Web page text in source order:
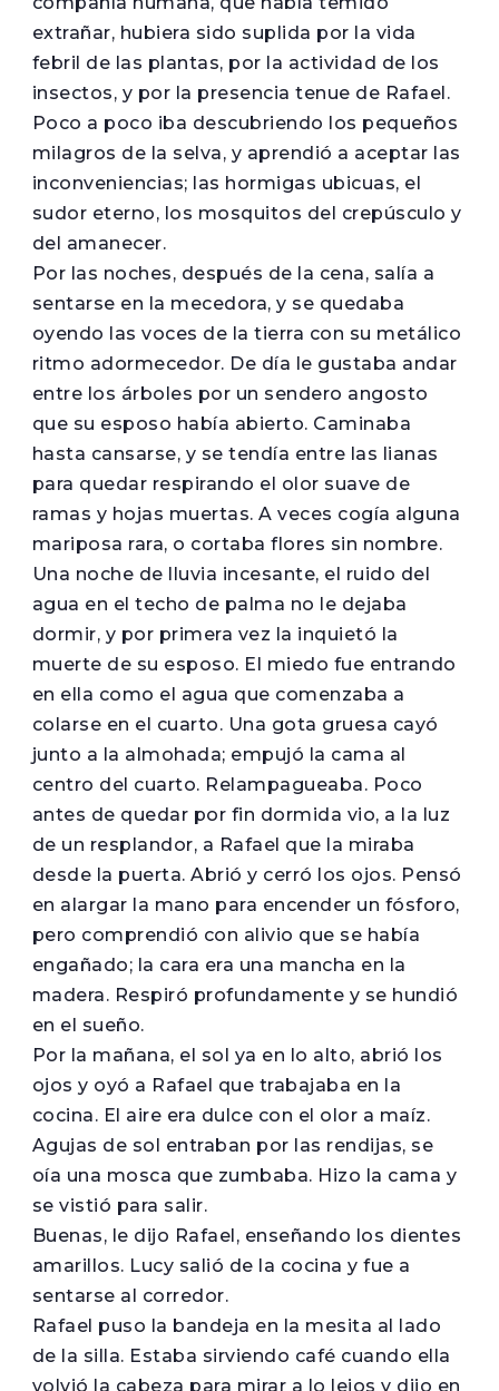
extrañar, hubiera sido suplida por la vida
febril de las plantas, por la actividad de los
insectos, y por la presencia tenue de Rafael.
Poco a poco iba descubriendo los pequeños
milagros de la selva, y aprendió a aceptar las
inconveniencias; las hormigas ubicuas, el
sudor eterno, los mosquitos del crepúsculo y
del amanecer.
Por las noches, después de la cena, salía a
sentarse en la mecedora, y se quedaba
oyendo las voces de la tierra con su metálico
ritmo adormecedor. De día le gustaba andar
entre los árboles por un sendero angosto
que su esposo había abierto. Caminaba
hasta cansarse, y se tendía entre las lianas
para quedar respirando el olor suave de
ramas y hojas muertas. A veces cogía alguna
mariposa rara, o cortaba flores sin nombre.
Una noche de lluvia incesante, el ruido del
agua en el techo de palma no le dejaba
dormir, y por primera vez la inquietó la
muerte de su esposo. El miedo fue entrando
en ella como el agua que comenzaba a
colarse en el cuarto. Una gota gruesa cayó
junto a la almohada; empujó la cama al
centro del cuarto. Relampagueaba. Poco
antes de quedar por fin dormida vio, a la luz
de un resplandor, a Rafael que la miraba
desde la puerta. Abrió y cerró los ojos. Pensó
en alargar la mano para encender un fósforo,
pero comprendió con alivio que se había
engañado; la cara era una mancha en la
madera. Respiró profundamente y se hundió
en el sueño.
Por la mañana, el sol ya en lo alto, abrió los
ojos y oyó a Rafael que trabajaba en la
cocina. El aire era dulce con el olor a maíz.
Agujas de sol entraban por las rendijas, se
oía una mosca que zumbaba. Hizo la cama y
se vistió para salir.
Buenas, le dijo Rafael, enseñando los dientes
amarillos. Lucy salió de la cocina y fue a
sentarse al corredor.
Rafael puso la bandeja en la mesita al lado
de la silla. Estaba sirviendo café cuando ella
volvió la cabeza para mirar a lo lejos y dijo en